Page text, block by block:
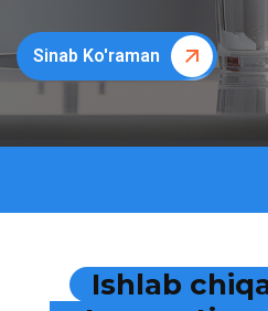
Sinab Ko'raman
Ishlab